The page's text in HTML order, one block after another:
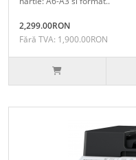
2,299.00RON
Fără TVA: 1,900.00RON